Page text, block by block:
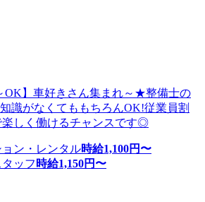
OK】車好きさん集まれ～★整備士の
識がなくてももちろんOK!従業員割
楽しく働けるチャンスです◎
ン・レンタル時給1,100円〜
ッフ 時給1,150円〜